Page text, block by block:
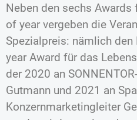
Neben den sechs
of year vergeben die
Spezialpreis: nämlich
year Award für das
der 2020 an
Gutmann und 2021 an
Konzernmarketingleiter